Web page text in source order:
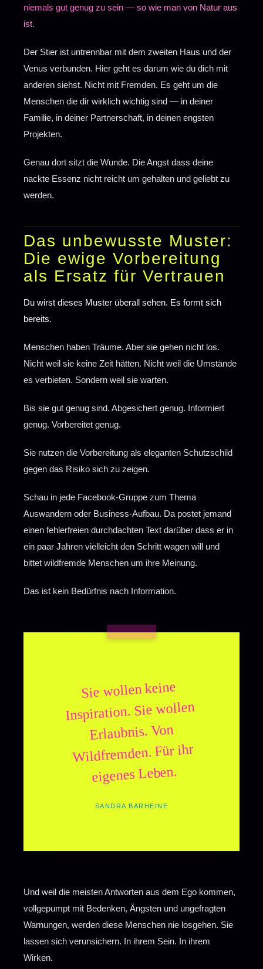
niemals gut genug zu sein — so wie man von Natur aus
ist.
Der Stier ist untrennbar mit dem zweiten Haus und der
Venus verbunden. Hier geht es darum wie du dich mit
anderen siehst. Nicht mit Fremden. Es geht um die
Menschen die dir wirklich wichtig sind — in deiner
Familie, in deiner Partnerschaft, in deinen engsten
Projekten.
Genau dort sitzt die Wunde. Die Angst dass deine
nackte Essenz nicht reicht um gehalten und geliebt zu
werden.
Das unbewusste Muster:
Die ewige Vorbereitung
als Ersatz für Vertrauen
Du wirst dieses Muster überall sehen. Es formt sich
bereits.
Menschen haben Träume. Aber sie gehen nicht los.
Nicht weil sie keine Zeit hätten. Nicht weil die Umstände
es verbieten. Sondern weil sie warten.
Bis sie gut genug sind. Abgesichert genug. Informiert
genug. Vorbereitet genug.
Sie nutzen die Vorbereitung als eleganten Schutzschild
gegen das Risiko sich zu zeigen.
Schau in jede Facebook-Gruppe zum Thema
Auswandern oder Business-Aufbau. Da postet jemand
einen fehlerfreien durchdachten Text darüber dass er in
ein paar Jahren vielleicht den Schritt wagen will und
bittet wildfremde Menschen um ihre Meinung.
Das ist kein Bedürfnis nach Information.
Sie wollen keine
Inspiration. Sie wollen
Erlaubnis. Von
Wildfremden. Für ihr
eigenes Leben.
SANDRA BARHEINE
Und weil die meisten Antworten aus dem Ego kommen,
vollgepumpt mit Bedenken, Ängsten und ungefragten
Warnungen, werden diese Menschen nie losgehen. Sie
lassen sich verunsichern. In ihrem Sein. In ihrem
Wirken.